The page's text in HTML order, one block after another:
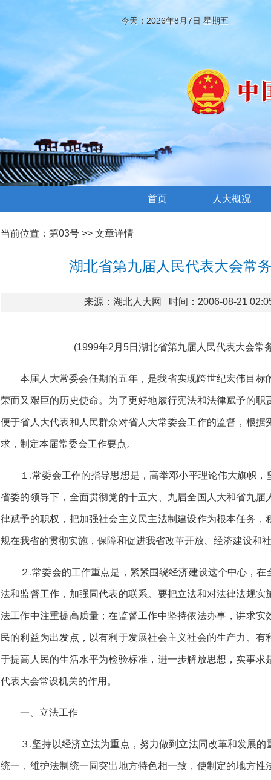
今天：2026年8月7日 星期五
首页 人大概况
当前位置： 第03号 >> 文章详情
湖北省第九届人民代表大会常
来源：湖北人大网 时间：2006-08-21
(1999年2月5日湖北省第九届人民代表大会常
本届人大常委会任期的五年，是我省实现跨世纪宏伟目
荣而又艰巨的历史使命。为了更好地履行宪法和法律赋予的
便于省人大代表和人民群众对省人大常委会工作的监督，根
求，制定本届常委会工作要点。
１.常委会工作的指导思想是，高举邓小平理论伟大旗帜
省委的领导下，全面贯彻党的十五大、九届全国人大和省九
律赋予的职权，把加强社会主义民主法制建设作为根本任务
规在我省的贯彻实施，保障和促进我省改革开放、经济建设和
２.常委会的工作重点是，紧紧围绕经济建设这个中心，
法和监督工作，加强同代表的联系。要把立法和对法律法规
法工作中注重提高质量；在监督工作中坚持依法办事，讲求
民的利益为出发点，以有利于发展社会主义社会的生产力、
于提高人民的生活水平为检验标准，进一步解放思想，实事
代表大会常设机关的作用。
一、立法工作
３.坚持以经济立法为重点，努力做到立法同改革和发展
统一，维护法制统一同突出地方特色相一致，使制定的地方